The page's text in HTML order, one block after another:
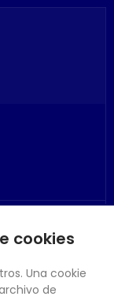
cookies
Una cookie
de